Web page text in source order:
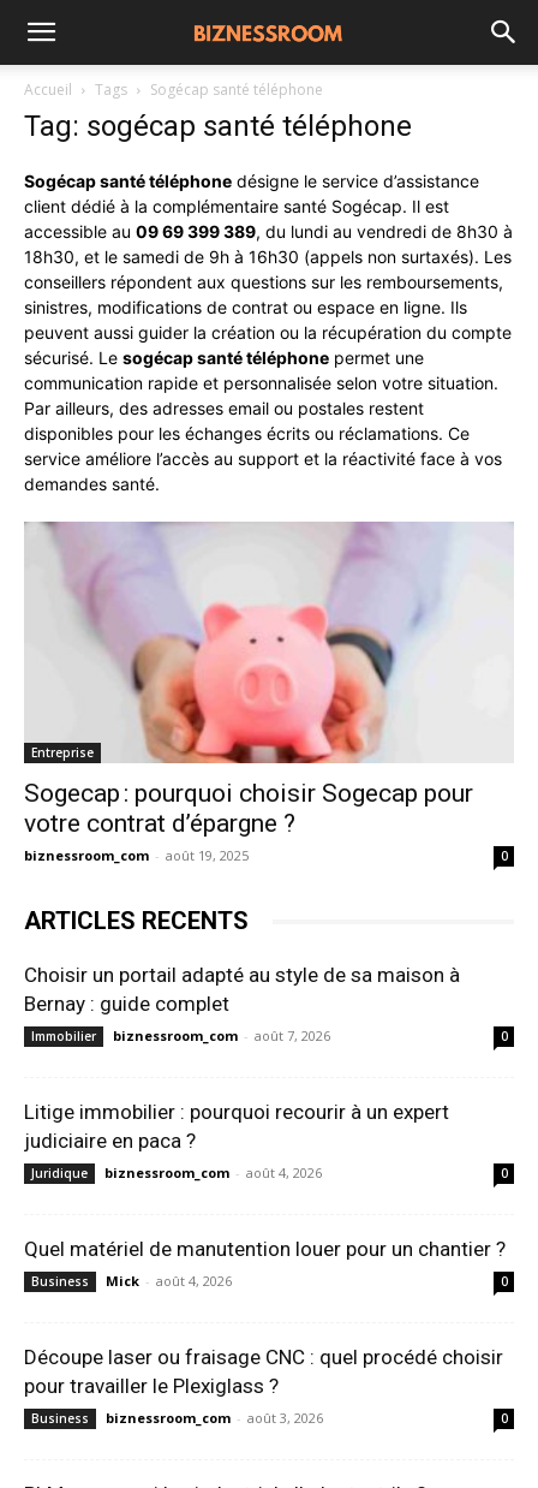
Accueil Tags Sogécap santé téléphone
Tag: sogécap santé téléphone
Sogécap santé téléphone désigne le service d’assistance
client dédié à la complémentaire santé Sogécap. Il est
accessible au 09 69 399 389, du lundi au vendredi de 8h30 à
18h30, et le samedi de 9h à 16h30 (appels non surtaxés). Les
conseillers répondent aux questions sur les remboursements,
sinistres, modifications de contrat ou espace en ligne. Ils
peuvent aussi guider la création ou la récupération du compte
sécurisé. Le sogécap santé téléphone permet une
communication rapide et personnalisée selon votre situation.
Par ailleurs, des adresses email ou postales restent
disponibles pour les échanges écrits ou réclamations. Ce
service améliore l’accès au support et la réactivité face à vos
demandes santé.
Entreprise
Sogecap : pourquoi choisir Sogecap pour
votre contrat d’épargne ?
biznessroom_com - août 19, 2025 0
ARTICLES RECENTS
Choisir un portail adapté au style de sa maison à
Bernay : guide complet
Immobilier biznessroom_com - août 7, 2026 0
Litige immobilier : pourquoi recourir à un expert
judiciaire en paca ?
Juridique biznessroom_com - août 4, 2026 0
Quel matériel de manutention louer pour un chantier ?
Business Mick - août 4, 2026 0
Découpe laser ou fraisage CNC : quel procédé choisir
pour travailler le Plexiglass ?
Business biznessroom_com - août 3, 2026 0